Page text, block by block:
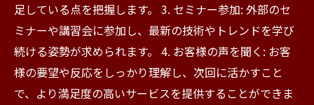
足している点を把握します。 3. セミナー参加: 外部のセ
ミナーや講習会に参加し、最新の技術やトレンドを学び
続ける姿勢が求められます。 4. お客様の声を聞く: お客
様の要望や反応をしっかり理解し、次回に活かすこと
で、より満足度の高いサービスを提供することができま